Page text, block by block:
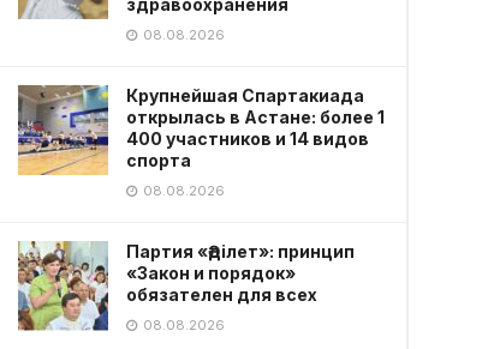
здравоохранения
08.08.2026
Крупнейшая Спартакиада
открылась в Астане: более 1
400 участников и 14 видов
спорта
08.08.2026
Партия «Әділет»: принцип
«Закон и порядок»
обязателен для всех
08.08.2026